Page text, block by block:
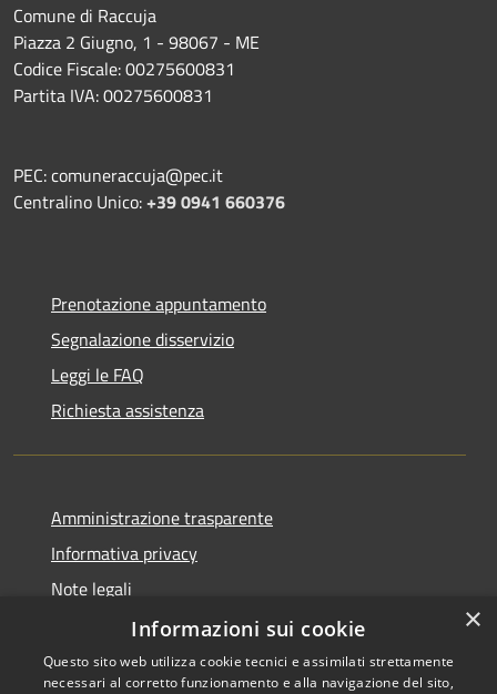
Comune di Raccuja
Piazza 2 Giugno, 1 - 98067 - ME
Codice Fiscale: 00275600831
Partita IVA: 00275600831
PEC: comuneraccuja@pec.it
Centralino Unico:+39 0941 660376
Prenotazione appuntamento
Segnalazione disservizio
Leggi le FAQ
Richiesta assistenza
Amministrazione trasparente
Informativa privacy
Note legali
Dichiarazione di accessibilità
×
Informazioni sui cookie
Questo sito web utilizza cookie tecnici e assimilati strettamente
necessari al corretto funzionamento e alla navigazione del sito,